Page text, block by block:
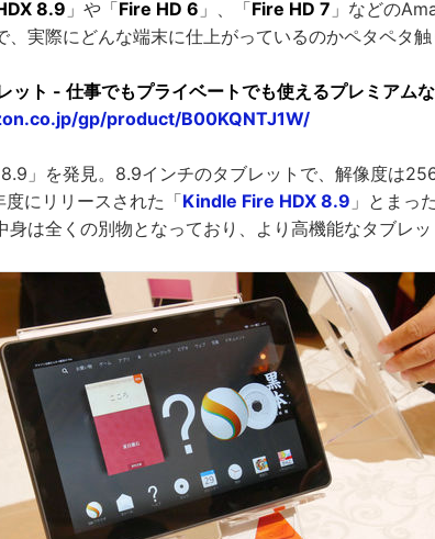
8.9 」や「Fire HD 6 」、「Fire HD 7 」などの
、実際にどんな端末に仕上がっているのかペタペタ触
ット - 仕事でもプライベートでも使えるプレミアム
gp/product/B00KQNTJ1W/
」を発見。8.9インチのタブレットで、解像度は
にリリースされた「Kindle Fire HDX 8.9 」とまっ
身は全くの別物となっており、より高機能なタブレ